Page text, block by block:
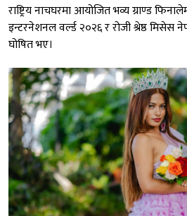
राष्ट्रिय नाचघरमा आयोजित भव्य ग्राण्ड
इन्टरनेशनल वर्ल्ड २०२६ र रोजी श्रेष्ठ मिसेस
घोषित भए।